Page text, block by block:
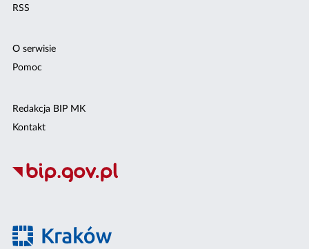
RSS
O serwisie
Pomoc
Redakcja BIP MK
Kontakt